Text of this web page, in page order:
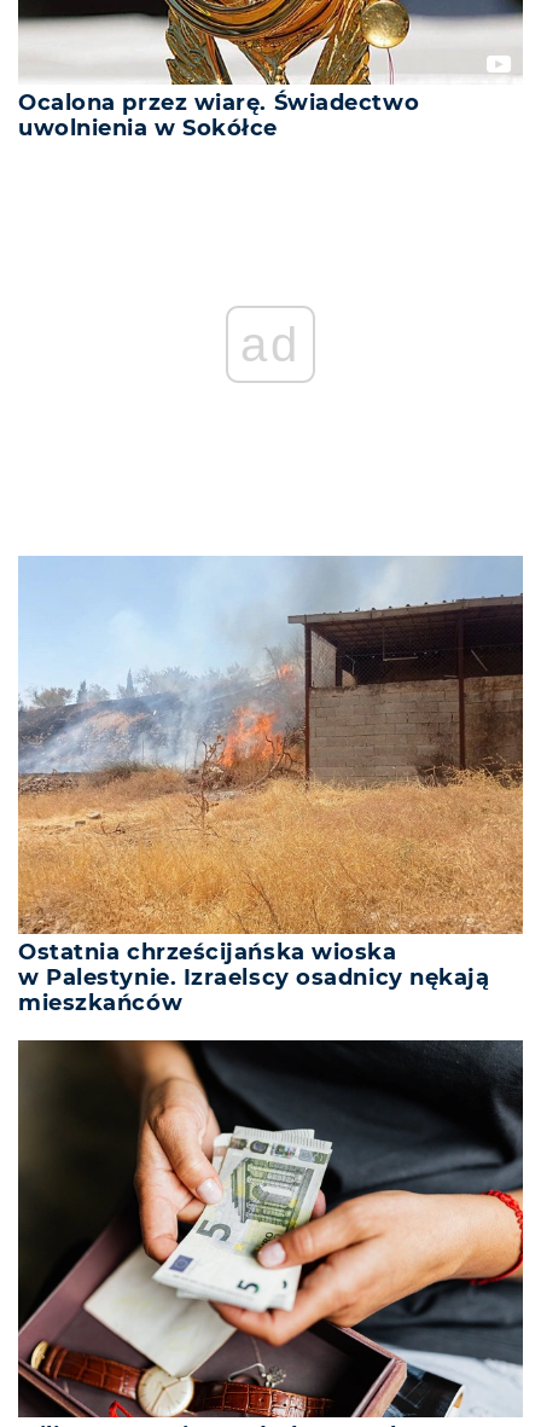
Ocalona przez wiarę. Świadectwo
uwolnienia w Sokółce
ad
Ostatnia chrześcijańska wioska
w Palestynie. Izraelscy osadnicy nękają
mieszkańców